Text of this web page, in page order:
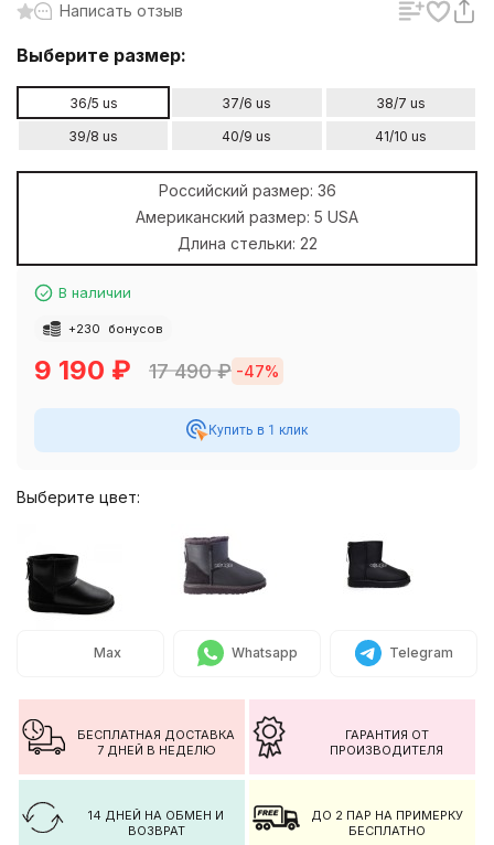
Написать отзыв
Выберите размер:
36/5 us 37/6 us
38/7 us
39/8 us
40/9 us 41/10 us
Российский размер: 36
Американский размер: 5 USA
Длина стельки: 22
В наличии
+230 бонусов
9 190 ₽ 17 490₽ -47%
Купить в 1 клик
Выберите цвет:
Max Whatsapp Telegram
БЕСПЛАТНАЯ ДОСТАВКА
7 ДНЕЙ В НЕДЕЛЮ
ГАРАНТИЯ ОТ
ПРОИЗВОДИТЕЛЯ
14 ДНЕЙ НА ОБМЕН И
ВОЗВРАТ
ДО 2 ПАР НА ПРИМЕРКУ
БЕСПЛАТНО